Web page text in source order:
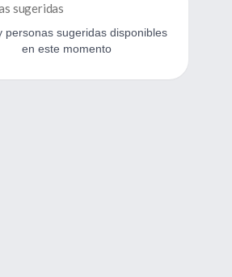
sugeridas
personas sugeridas disponibles
en este momento